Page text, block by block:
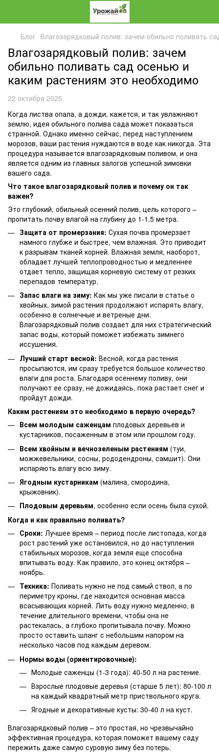
Блог Влагозарядковый полив: зачем обильно поливать
Влагозарядковый полив: зачем
обильно поливать сад осенью и
каким растениям это необходимо
22 октября 2025
Когда листва опала, а дожди, кажется, и так увлажняют
землю, идея обильного полива сада может показаться
странной. Однако именно сейчас, перед наступлением
морозов, ваши растения нуждаются в воде как никогда. Эта
процедура называется влагозарядковым поливом, и она
является одним из главных залогов успешной зимовки
вашего сада.
Что такое влагозарядковый полив и почему он так
важен?
Это глубокий, обильный осенний полив, цель которого –
пропитать почву влагой на глубину до 1-1.5 метра.
Защита от промерзания: Сухая почва промерзает
намного глубже и быстрее, чем влажная. Это приводит
к разрывам тканей корней. Влажная земля, наоборот,
обладает лучшей теплопроводностью и медленнее
отдает тепло, защищая корневую систему от резких
перепадов температур.
Запас влаги на зиму: Как мы уже писали в статье о
хвойных, зимой растения продолжают испарять влагу,
особенно в солнечные и ветреные дни.
Влагозарядковый полив создает для них стратегический
запас воды, который поможет избежать зимнего
иссушения.
Лучший старт весной: Весной, когда растения
просыпаются, им сразу требуется большое количество
влаги для роста. Благодаря осеннему поливу, они
получают ее сразу, не дожидаясь, пока растает снег и
пройдут дожди.
Каким растениям это необходимо в первую очередь?
Всем молодым саженцам плодовых деревьев и
кустарников, посаженным в этом или прошлом году.
Всем хвойным и вечнозеленым растениям (туи,
можжевельники, сосны, рододендроны, самшит). Они
испаряють влагу всю зиму.
Ягодным кустарникам (малина, смородина,
крыжовник).
Плодовым деревьям, особенно если осень была сухой.
Когда и как правильно поливать?
Сроки: Лучшее время – период после листопада, когда
рост растений уже остановился, но до наступления
стабильных морозов, когда земля еще способна
впитывать воду. Как правило, это конец октября –
ноябрь.
Техника: Поливать нужно не под самый ствол, а по
периметру кроны, где находится основная масса
всасывающих корней. Лить воду нужно медленно, в
течение длительного времени, чтобы она не
растекалась, а глубоко пропитывала почву. Можно
просто оставить шланг с небольшим напором на
несколько часов под каждым деревом.
Нормы воды (ориентировочные):
Молодые саженцы (1-3 года): 40-50 л на растение.
Взрослые плодовые деревья (старше 5 лет): 80-100 л
на каждый квадратный метр приствольного круга.
Ягодные и декоративные кусты: 30-40 л на куст.
Влагозарядковый полив – это простая, но чрезвычайно
эффективная процедура, которая поможет вашему саду
пережить даже самую суровую зиму без потерь.